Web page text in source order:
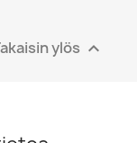
ylös 